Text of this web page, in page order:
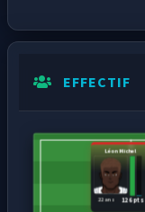
EFFECTIF
Léon Michel
126 pts
22 ans